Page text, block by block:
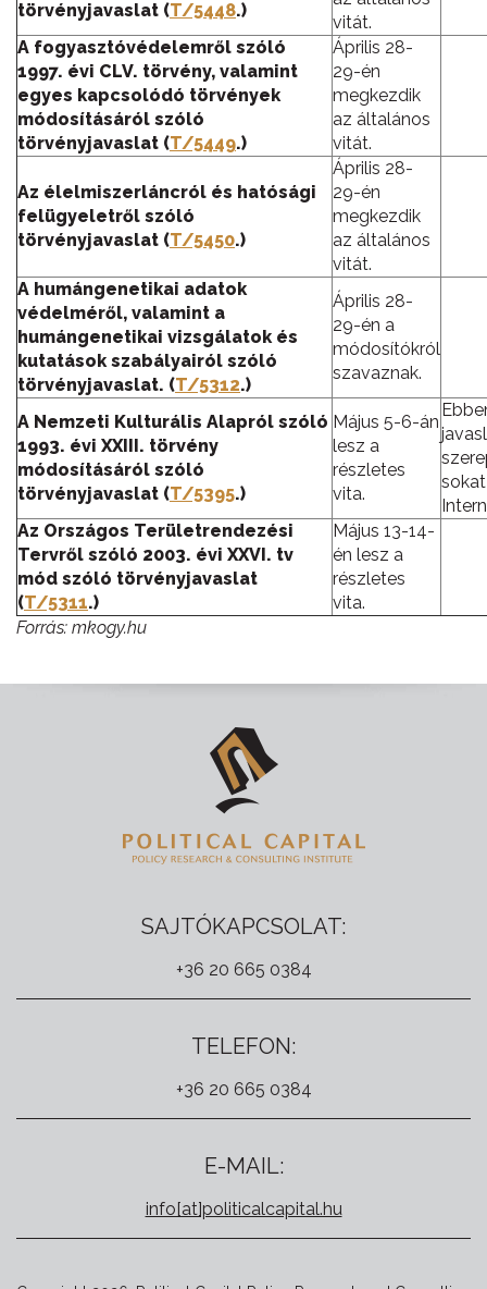
törvényjavaslat (T/5448.)
vitát.
A fogyasztóvédelemről szóló
1997. évi CLV. törvény, valamint
egyes kapcsolódó törvények
módosításáról szóló
törvényjavaslat (T/5449.)
Április 28-
29-én
megkezdik
az általános
vitát.
Az élelmiszerláncról és hatósági
felügyeletről szóló
törvényjavaslat (T/5450.)
Április 28-
29-én
megkezdik
az általános
vitát.
A humángenetikai adatok
védelméről, valamint a
humángenetikai vizsgálatok és
kutatások szabályairól szóló
törvényjavaslat. (T/5312.)
Április 28-
29-én a
módosítókról
szavaznak.
A Nemzeti Kulturális Alapról szóló
1993. évi XXIII. törvény
módosításáról szóló
törvényjavaslat (T/5395.)
Május 5-6-án
lesz a
részletes
vita.
Az Országos Területrendezési
Tervről szóló 2003. évi XXVI. tv
mód szóló törvényjavaslat
(T/5311.)
Május 13-14-
én lesz a
részletes
vita.
Forrás: mkogy.hu
SAJTÓKAPCSOLAT:
+36 20 665 0384
TELEFON:
+36 20 665 0384
E-MAIL:
info[at]politicalcapital.hu